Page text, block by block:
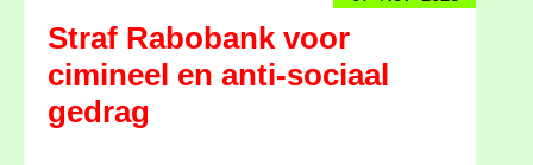
Straf Rabobank voor
cimineel en anti-sociaal
gedrag